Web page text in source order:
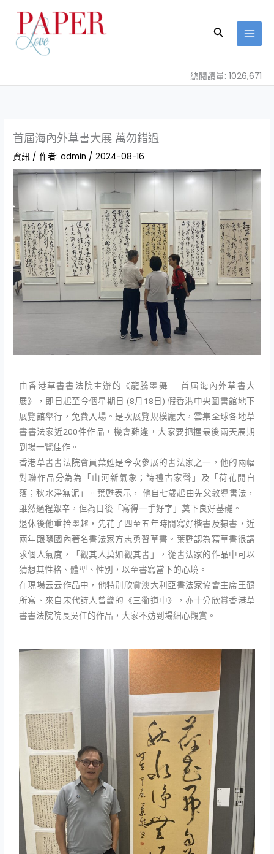
容
搜
總閱讀量: 1026,671
首屆海內外草書大展 萬勿錯過
資訊 / 作者:admin /2024-08-16
由香港草書書法院主辦的《龍騰墨舞──首屆海內外草書大
展》，即日起至今個星期日 (8月18日) 假香港中央圖書館地下
展覽館舉行，免費入場。是次展覽規模龐大，雲集全球各地草
書書法家近200件作品，機會難逢，大家要把握最後兩天展期
到場一覽佳作。
香港草書書法院會員葉甦是今次參展的書法家之一，他的兩幅
對聯作品分為為「山河新氣象；詩禮古家聲」及「荷花開自
落；秋水淨無泥」。葉甦表示， 他自七歲起由先父敦導書法，
雖然過程艱辛，但為日後「寫得一手好字」奠下良好基礎。
退休後他重拾墨趣，先花了四至五年時間寫好楷書及隸書，近
兩年跟隨國內著名書法家方志勇習草書。葉甦認為寫草書很講
求個人氣度，「觀其人莫如觀其書」，從書法家的作品中可以
猜想其性格、體型、性別，以至書寫當下的心境。
在現場云云作品中，他特別欣賞澳大利亞書法家協會主席王鶴
所寫、來自宋代詩人曾畿的《三衢道中》，亦十分欣賞香港草
書書法院院長吳任的作品，大家不妨到場細心觀賞。